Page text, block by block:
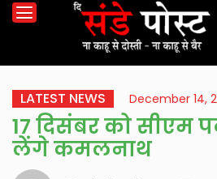
LATEST NEWS December 14,
17 दिसंबर को सीएम
लेंगे कमलनाथ